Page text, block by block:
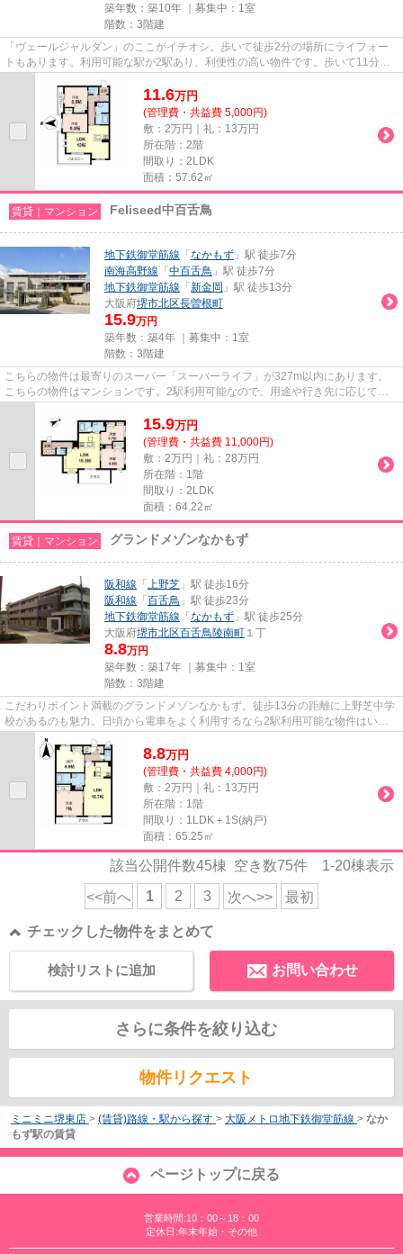
築年数：築10年 ｜募集中： 1室
階数：3階建
「ヴェールジャルダン」のここがイチオシ。歩いて徒歩2分の場所にライフォー
トもあります。利用可能な駅が2駅あり、利便性の高い物件です。歩いて11分ほ
どで駅にアクセスできる、立地...
11.6万円
(管理費・共益費 5,000円)
敷：2万円｜礼：13万円
所在階：2階
間取り：2LDK
面積：57.62㎡
賃貸｜マンション Feliseed中百舌鳥
地下鉄御堂筋線 「 なかもず 」駅 徒歩7分
南海高野線 「 中百舌鳥 」駅 徒歩7分
地下鉄御堂筋線 「 新金岡 」駅 徒歩13分
大阪府堺市北区長曽根町
15.9万円
築年数：築4年 ｜募集中： 1室
階数：3階建
こちらの物件は最寄りのスーパー「スーパーライフ」が327m以内にあります。
こちらの物件はマンションです。2駅利用可能なので、用途や行き先に応じて経
15.9万円
(管理費・共益費 11,000円)
敷：2万円｜礼：28万円
所在階：1階
間取り：2LDK
面積：64.22㎡
賃貸｜マンション グランドメゾンなかもず
阪和線 「 上野芝 」駅 徒歩16分
阪和線 「 百舌鳥 」駅 徒歩23分
地下鉄御堂筋線 「 なかもず 」駅 徒歩25分
大阪府堺市北区百舌鳥陵南町 １丁
8.8万円
築年数：築17年 ｜募集中： 1室
階数：3階建
こだわりポイント満載のグランドメゾンなかもず。徒歩13分の距離に上野芝中学
校があるのも魅力。日頃から電車をよく利用するなら2駅利用可能な物件はいか
がでしょうか。こちらはマンシ...
8.8万円
(管理費・共益費 4,000円)
敷：2万円｜礼：13万円
所在階：1階
間取り：1LDK＋1S(納戸)
面積：65.25㎡
該当公開件数45棟 空き数75件 1-20棟表示
<<前へ 1 2 3 次へ>> 最初
チェックした物件をまとめて
お問い合わせ
検討リストに追加
さらに条件を絞り込む
物件リクエスト
ミニミニ堺東店 > (賃貸)路線・駅から探す > 大阪メトロ地下鉄御堂筋線 > なか
もず駅の賃貸
ページトップに戻る
営業時間:10：00～18：00
定休日:年末年始・その他